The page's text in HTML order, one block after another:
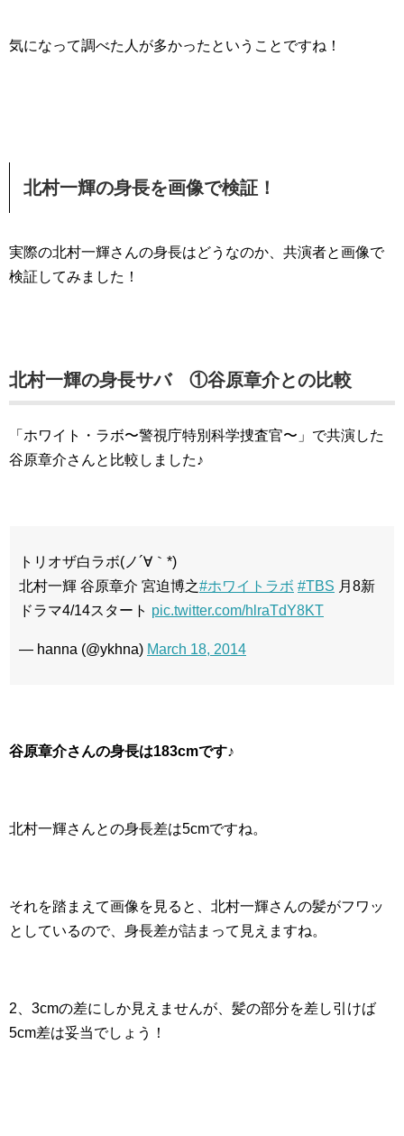
気になって調べた人が多かったということですね！
北村一輝の身長を画像で検証！
実際の北村一輝さんの身長はどうなのか、共演者と画像で
検証してみました！
北村一輝の身長サバ ①谷原章介との比較
「ホワイト・ラボ〜警視庁特別科学捜査官〜」で共演した
谷原章介さんと比較しました♪
トリオザ白ラボ(ノ´∀｀*)
北村一輝 谷原章介 宮迫博之#ホワイトラボ #TBS 月8新
ドラマ4/14スタート pic.twitter.com/hlraTdY8KT
— hanna (@ykhna) March 18, 2014
谷原章介さんの身長は183cmです♪
北村一輝さんとの身長差は5cmですね。
それを踏まえて画像を見ると、北村一輝さんの髪がフワッ
としているので、身長差が詰まって見えますね。
2、3cmの差にしか見えませんが、髪の部分を差し引けば
5cm差は妥当でしょう！